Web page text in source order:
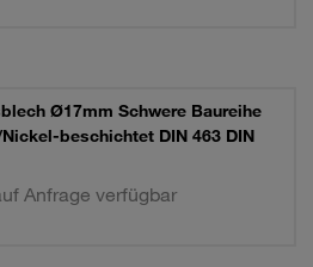
Ø17mm Schwere Baureihe
beschichtet DIN 463 DIN
Anfrage verfügbar